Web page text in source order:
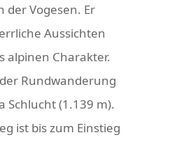
der Vogesen. Er
Aussichten
alpinen Charakter.
Rundwanderung
Schlucht (1.139 m).
ist bis zum Einstieg